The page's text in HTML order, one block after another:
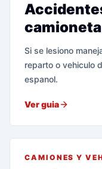
Si se lesiono
reparto o vehiculo
espanol.
Ver guia
CAMIONES Y